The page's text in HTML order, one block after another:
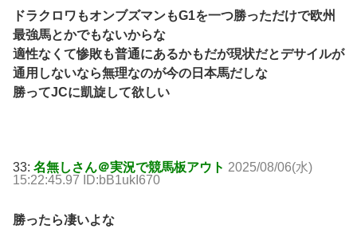
ドラクロワもオンブズマンもG1を一つ勝っただけで欧州
最強馬とかでもないからな
適性なくて惨敗も普通にあるかもだが現状だとデサイルが
通用しないなら無理なのが今の日本馬だしな
勝ってJCに凱旋して欲しい
33: 名無しさん＠実況で競馬板アウト 2025/08/06(水)
15:22:45.97 ID:bB1ukI670
勝ったら凄いよな